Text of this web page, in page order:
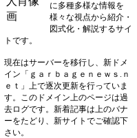
に多種多様な情報を
様々な視点から紹介・
図式化・解説するサイ
トです。
現在はサーバーを移行し、新ドメ
イン「ｇａｒｂａｇｅｎｅｗｓ.ｎ
ｅｔ」上で逐次更新を行っていま
す。このドメイン上のページは過
去ログです。新着記事は上のバナ
ーをたどり、新サイトでご確認下
さい。